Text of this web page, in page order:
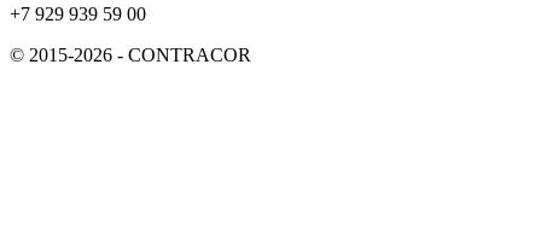
+7 929 939 59 00
© 2015-2026 - CONTRACOR